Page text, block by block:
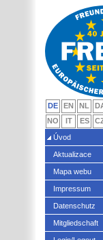
DE EN NL
NO
IT ES
Úvod
Aktualizace
Mapa webu
Impressum
Datenschutz
Mitgliedschaft